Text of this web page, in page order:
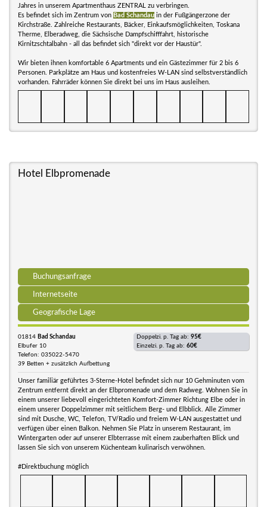
Jahres in unserem Apartmenthaus ZENTRAL zu verbringen.
Es befindet sich im Zentrum von Bad Schandau in der Fußgängerzone der
Kirchstraße. Zahlreiche Restaurants, Bäcker, Einkaufsmöglichkeiten, Toskana
Therme, Elberadweg, die Sächsische Dampfschifffahrt, historische
Kirnitzschtalbahn - all das befindet sich "direkt vor der Haustür".
Wir bieten ihnen komfortable 6 Apartments und ein Gästezimmer für 2 bis 6
Personen. Parkplätze am Haus und kostenfreies W-LAN sind selbstverständlich
vorhanden. Fahrräder können Sie direkt bei uns im Haus ausleihen.
Hotel Elbpromenade
Buchungsanfrage
Internetseite
Geografische Lage
01814 Bad Schandau
Elbufer 10
Telefon: 035022-5470
39 Betten + zusätzlich Aufbettung
Doppelzi. p. Tag ab: 95€
Einzelzi. p. Tag ab: 60€
Unser familiär geführtes 3-Sterne-Hotel befindet sich nur 10 Gehminuten vom
Zentrum entfernt direkt an der Elbpromenade und dem Radweg. Wohnen Sie in
einem unserer liebevoll eingerichteten Komfort-Zimmer Richtung Elbe oder in
einem unserer Doppelzimmer mit seitlichem Berg- und Elbblick. Alle Zimmer
sind mit Dusche, WC, Telefon, TV/Radio und freiem W-LAN ausgestattet und
verfügen über einen Balkon. Nehmen Sie Platz in unserem Restaurant, im
Wintergarten oder auf unserer Elbterrasse mit einem zauberhaften Blick und
lassen Sie sich von unserem Küchenteam kulinarisch verwöhnen.
#Direktbuchung möglich